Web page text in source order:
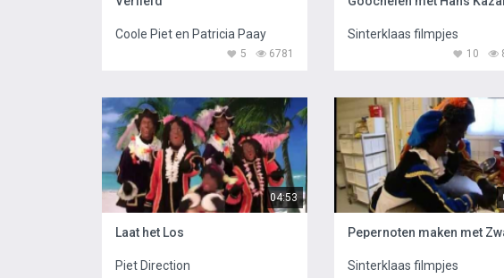
Coole Piet en Patricia Paay
6781
5
Sinterklaas filmpjes
10
04:53
Laat het Los
Piet Direction Sinterklaas filmpjes